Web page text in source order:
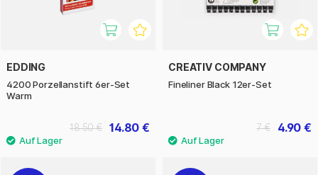
EDDING
4200 Porzellanstift 6er-Set
Warm
14.80 €
18.50 €
CREATIV COMPANY
Fineliner Black 12er-Set
4.90 €
7 €